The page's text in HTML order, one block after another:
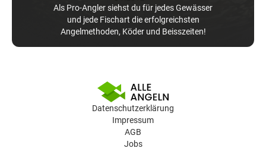
Als Pro-Angler siehst du für jedes Gewässer
und jede Fischart die erfolgreichsten
Angelmethoden, Köder und Beisszeiten!
Datenschutzerklärung
Impressum
AGB
Jobs